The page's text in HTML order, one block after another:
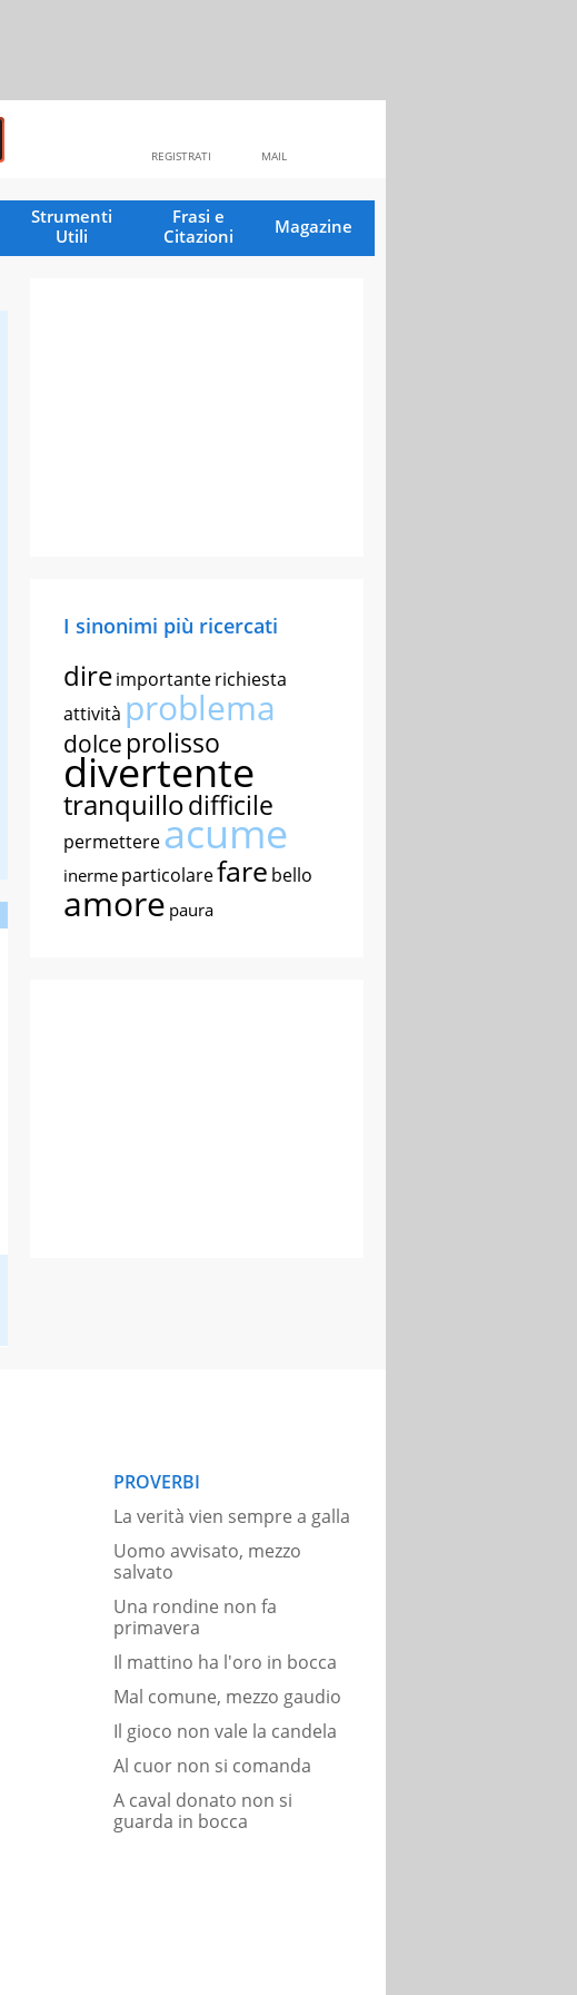
MAIL
REGISTRATI
Strumenti
Utili
Frasi e
Citazioni
Magazine
I sinonimi più ricercati
direimportanterichiesta
attività problema
dolce prolisso
divertente
tranquillodifficile
permettereacume
inerme particolarefare bello
amore paura
PROVERBI
La verità vien sempre a galla
Uomo avvisato, mezzo
salvato
Una rondine non fa
primavera
Il mattino ha l'oro in bocca
Mal comune, mezzo gaudio
Il gioco non vale la candela
Al cuor non si comanda
A caval donato non si
guarda in bocca